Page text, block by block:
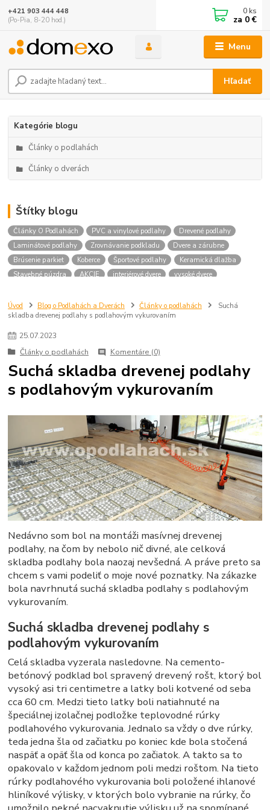
Menu
Hľadať
+421 903 444 448
(Po-Pia, 8-20 hod.)
0 ks
za 0 €
Kategórie blogu
Články o podlahách
Články o dverách
Štítky blogu
Články O Podlahách PVC a vinylové podlahy
Drevené podlahy
Laminátové podlahy
Zrovnávanie podkladu
Dvere a zárubne
Brúsenie parkiet
Koberce Športové podlahy
Keramická dlažba
Stavebné púzdra
AKCIE interiérové dvere
vysoké dvere
dvere na mieru
Úvod Blog o Podlahách a Dverách Články o podlahách
Suchá
skladba drevenej podlahy s podlahovým vykurovaním
25.07.2023
Články o podlahách
Komentáre (0)
Suchá skladba drevenej podlahy
s podlahovým vykurovaním
Nedávno som bol na montáži masívnej drevenej
podlahy, na čom by nebolo nič divné, ale celková
skladba podlahy bola naozaj nevšedná. A práve preto sa
chcem s vami podeliť o moje nové poznatky. Na zákazke
bola navrhnutá suchá skladba podlahy s podlahovým
vykurovaním.
Suchá skladba drevenej podlahy s
podlahovým vykurovaním
Celá skladba vyzerala nasledovne. Na cemento-
betónový podklad bol spravený drevený rošt, ktorý bol
vysoký asi tri centimetre a latky boli kotvené od seba
cca 60 cm. Medzi tieto latky boli natiahnuté na
špeciálnej izolačnej podložke teplovodné rúrky
podlahového vykurovania. Jednalo sa vždy o dve rúrky,
teda jedna šla od začiatku po koniec kde bola stočená
naspäť a opäť šla od konca po začiatok. A takto sa to
opakovalo v každom jednom poli medzi roštom. Na tieto
rúrky podlahového vykurovania boli položené ihlanové
hliníkové výlisky, v ktorých bolo vybranie na rúrky, čo